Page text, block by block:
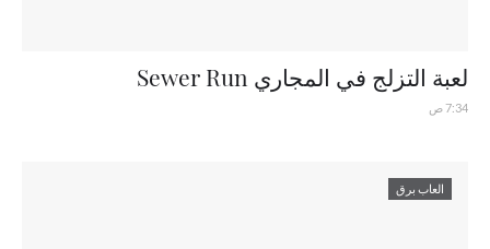
لعبة التزلج في المجاري Sewer Run
7:34 ص
العاب برق